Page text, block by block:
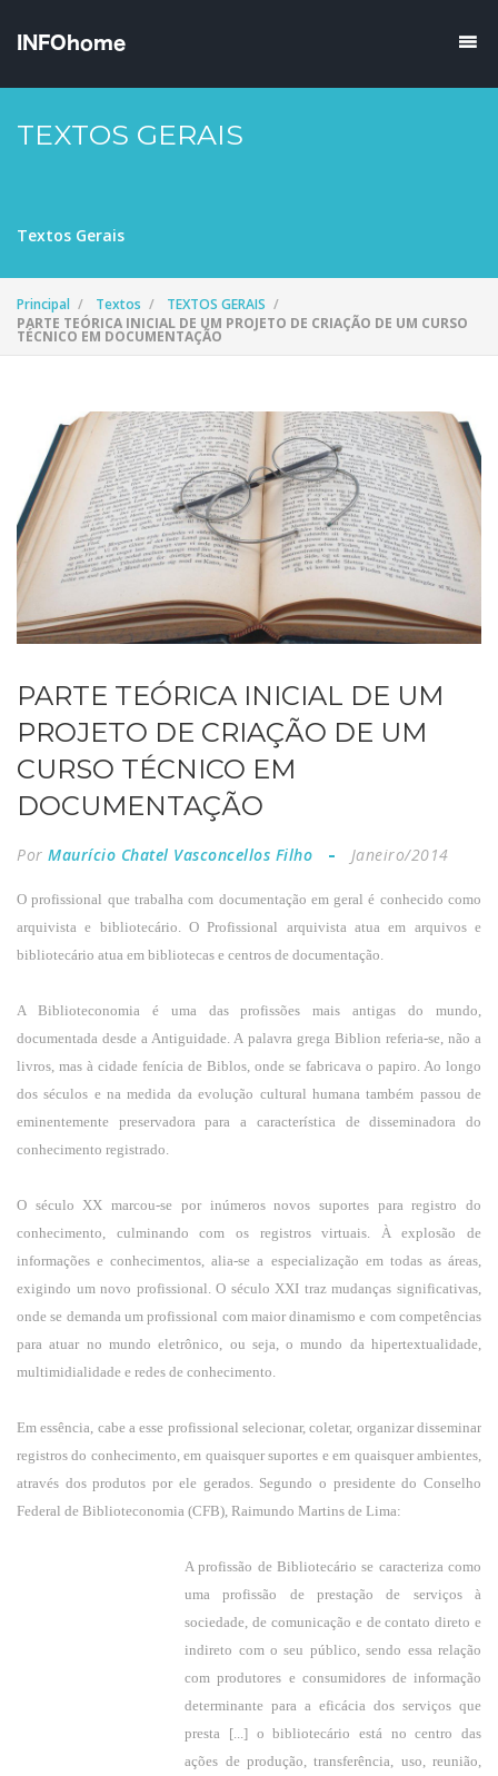
TEXTOS GERAIS
Textos Gerais
Principal Textos
TEXTOS GERAIS
PARTE TEÓRICA INICIAL DE UM PROJETO DE CRIAÇÃO DE UM CURSO
TÉCNICO EM DOCUMENTAÇÃO
PARTE TEÓRICA INICIAL DE UM
PROJETO DE CRIAÇÃO DE UM
CURSO TÉCNICO EM
DOCUMENTAÇÃO
Por Maurício Chatel Vasconcellos Filho Janeiro/2014
O profissional que trabalha com documentação em geral é conhecido como
arquivista e bibliotecário. O Profissional arquivista atua em arquivos e
bibliotecário atua em bibliotecas e centros de documentação.
A Biblioteconomia é uma das profissões mais antigas do mundo,
documentada desde a Antiguidade. A palavra grega Biblion referia-se, não a
livros, mas à cidade fenícia de Biblos, onde se fabricava o papiro. Ao longo
dos séculos e na medida da evolução cultural humana também passou de
eminentemente preservadora para a característica de disseminadora do
conhecimento registrado.
O século XX marcou-se por inúmeros novos suportes para registro do
conhecimento, culminando com os registros virtuais. À explosão de
informações e conhecimentos, alia-se a especialização em todas as áreas,
exigindo um novo profissional. O século XXI traz mudanças significativas,
onde se demanda um profissional com maior dinamismo e com competências
para atuar no mundo eletrônico, ou seja, o mundo da hipertextualidade,
multimidialidade e redes de conhecimento.
Em essência, cabe a esse profissional selecionar, coletar, organizar disseminar
registros do conhecimento, em quaisquer suportes e em quaisquer ambientes,
através dos produtos por ele gerados. Segundo o presidente do Conselho
Federal de Biblioteconomia (CFB), Raimundo Martins de Lima:
A profissão de Bibliotecário se caracteriza como
uma profissão de prestação de serviços à
sociedade, de comunicação e de contato direto e
indireto com o seu público, sendo essa relação
com produtores e consumidores de informação
determinante para a eficácia dos serviços que
presta [...] o bibliotecário está no centro das
ações de produção, transferência, uso, reunião,